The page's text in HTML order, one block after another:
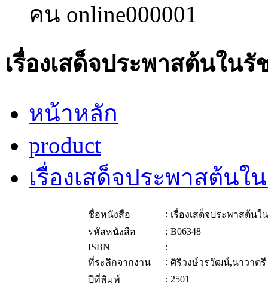
คน online000001
เรื่องเสด็จประพาสต้นใน
หน้าหลัก
product
เรื่องเสด็จประพาสต้น
ชื่อหนังสือ : เรื่องเสด็จประพาสต้น
รหัสหนังสือ
: B06348
ISBN
:
ที่ระลึกจากงาน
: ศิริวงษ์วรวัฒน์,นาวาต
ปีที่พิมพ์
: 2501